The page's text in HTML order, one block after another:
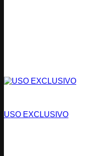
USO EXCLUSIVO